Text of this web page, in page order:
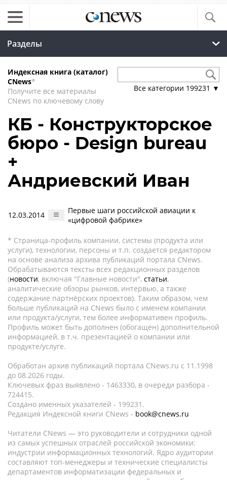
Разделы
Индексная книга (каталог)
CNews*
Получите все материалы
CNews по ключевому слову
Все категории 199231 ▼
КБ - Конструкторское
бюро - Design bureau
+
Андриевский Иван
12.03.2014
Первые шаги российской авиации к
«цифровой фабрике»
* Страница-профиль компании, системы (продукта или
услуги), технологии, персоны и т.п. создается редактором
на основе анализа архива публикаций портала CNews.
Обрабатываются тексты всех редакционных разделов
(новости, включая "Главные новости", статьи,
аналитические обзоры рынков, интервью, а также
содержание партнёрских проектов). Таким образом, чем
больше публикаций на CNews было с именем компании
или продукта/услуги, тем более информативен профиль.
Профиль может быть дополнен (обогащен) дополнительной
информацией, в т.ч. презентацией о компании или
продукте/услуге.
Обработан архив публикаций портала CNews.ru c 11.1998
до 08.2026 годы.
Ключевых фраз выявлено - 1463330, в очереди разбора -
724415.
Создано именных указателей - 199231.
Редакция Индексной книги CNews - book@cnews.ru
Читатели CNews — это руководители и сотрудники одной
из самых успешных отраслей российской экономики:
индустрии информационных технологий. Ядро аудитории
составляют топ-менеджеры и технические специалисты
департаментов информатизации федеральных и